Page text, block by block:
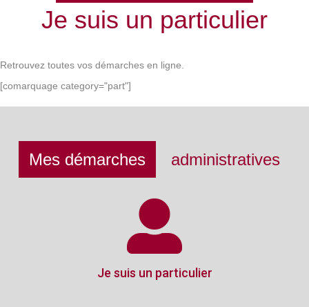
Je suis un particulier
Retrouvez toutes vos démarches en ligne.
[comarquage category="part"]
Mes démarches administratives
Je suis un particulier